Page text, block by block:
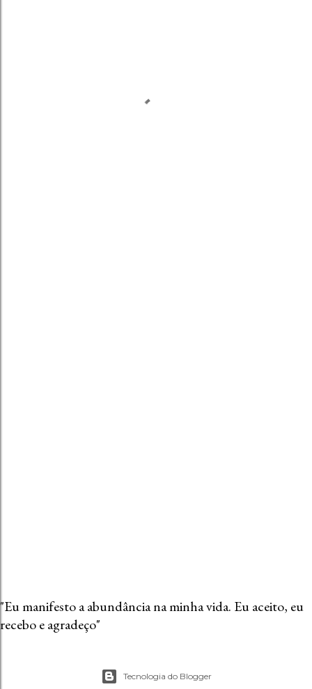
"Eu manifesto a abundância na minha vida. Eu aceito, eu
recebo e agradeço"
Tecnologia do Blogger